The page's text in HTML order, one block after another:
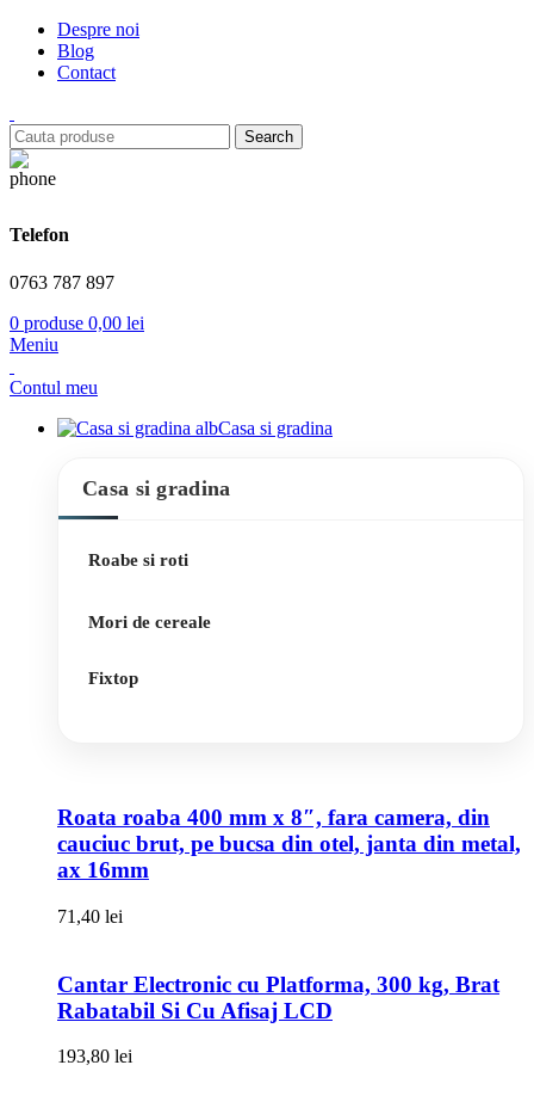
Despre noi
Blog
Contact
Search
Telefon
0763 787 897
0 produse 0,00 lei
Meniu
Contul meu
Casa si gradina
Casa si gradina
Roabe si roti
Mori de cereale
Fixtop
Roata roaba 400 mm x 8″, fara camera, din
cauciuc brut, pe bucsa din otel, janta din metal,
ax 16mm
71,40 lei
Cantar Electronic cu Platforma, 300 kg, Brat
Rabatabil Si Cu Afisaj LCD
193,80 lei